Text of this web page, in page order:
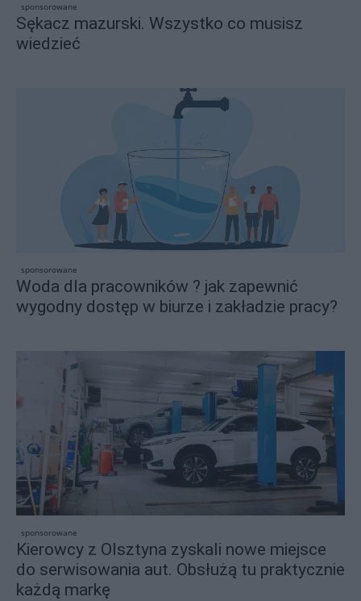
sponsorowane
Sękacz mazurski. Wszystko co musisz
wiedzieć
sponsorowane
Woda dla pracowników ? jak zapewnić
wygodny dostęp w biurze i zakładzie pracy?
sponsorowane
Kierowcy z Olsztyna zyskali nowe miejsce
do serwisowania aut. Obsłużą tu praktycznie
każdą markę